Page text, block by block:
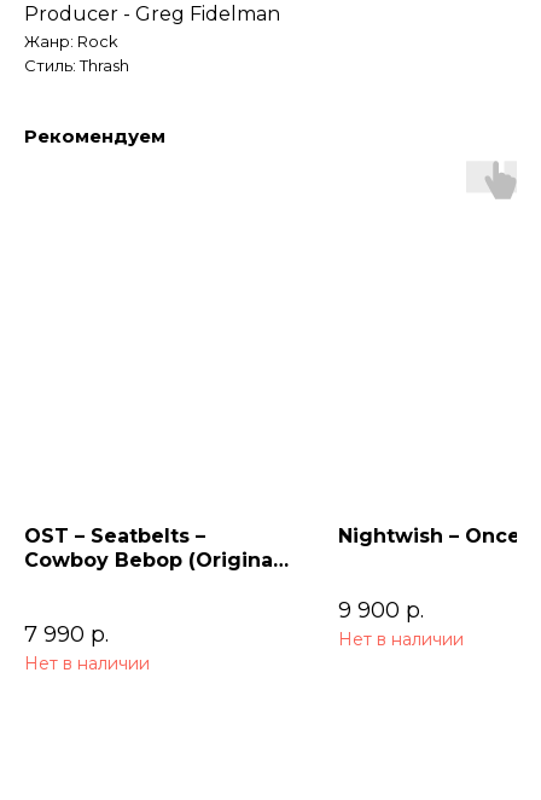
Producer - Greg Fidelman
Жанр: Rock
Стиль: Thrash
Рекомендуем
OST – Seatbelts –
Cowboy Bebop (Original
7 990 р.
Нет в наличии
Nightwish – Once
9 900 р.
Нет в наличии